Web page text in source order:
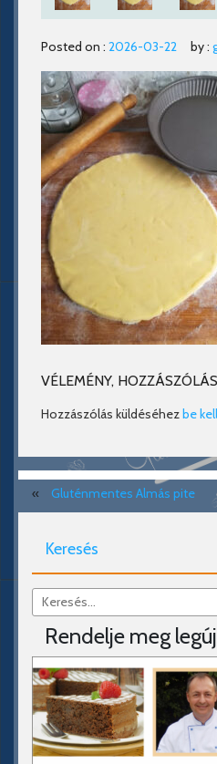
Posted on : 2026-03-22 by :
VÉLEMÉNY,
Hozzászólás küldéséhezbe
« Gluténmentes Almás pite
Keresés
Rendelje meg